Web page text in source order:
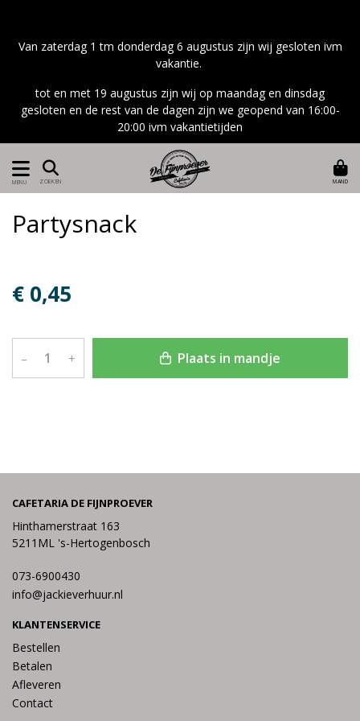
Van zaterdag 1 tm donderdag 6 augustus zijn wij gesloten ivm
vakantie.
tot en met 19 augustus zijn wij op maandag en dinsdag
gesloten en de rest van de dagen zijn we geopend van 16:00-
20:00 ivm vakantietijden
MENU ZOEKEN MAND
Partysnack
€ 0,45
– + Plaats in mandje
CAFETARIA DE FIJNPROEVER
Hinthamerstraat 163
5211ML 's-Hertogenbosch
073-6900430
info@jackieverhuur.nl
KLANTENSERVICE
Bestellen
Betalen
Afleveren
Contact